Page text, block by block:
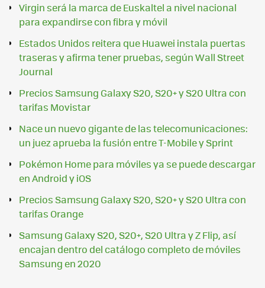
Virgin será la marca de Euskaltel a nivel nacional
para expandirse con fibra y móvil
Estados Unidos reitera que Huawei instala puertas
traseras y afirma tener pruebas, según Wall Street
Journal
Precios Samsung Galaxy S20, S20+ y S20 Ultra con
tarifas Movistar
Nace un nuevo gigante de las telecomunicaciones:
un juez aprueba la fusión entre T-Mobile y Sprint
Pokémon Home para móviles ya se puede descargar
en Android y iOS
Precios Samsung Galaxy S20, S20+ y S20 Ultra con
tarifas Orange
Samsung Galaxy S20, S20+, S20 Ultra y Z Flip, así
encajan dentro del catálogo completo de móviles
Samsung en 2020